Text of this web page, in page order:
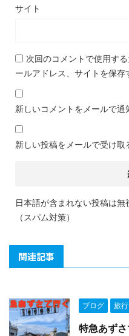
サイト
次回のコメントで使用す
ールアドレス、サイトを保存
新しいコメントをメールで通
新しい投稿をメールで受け取
日本語が含まれない投稿は無
（スパム対策）
関連記事
ブログ 旅行
特急あず